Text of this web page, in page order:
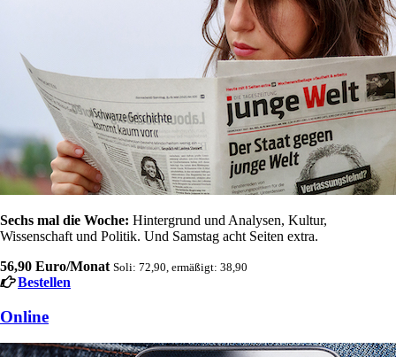
Sechs mal die Woche: Hintergrund und Analysen, Kultur,
Wissenschaft und Politik. Und Samstag acht Seiten extra.
56,90 Euro/Monat Soli: 72,90, ermäßigt: 38,90
Bestellen
Online